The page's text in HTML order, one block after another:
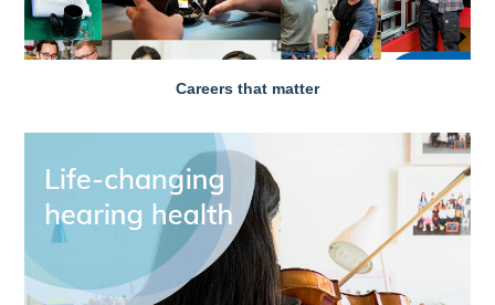
Careers that matter